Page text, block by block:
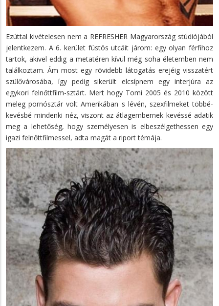
Ezúttal kivételesen nem a REFRESHER Magyarország stúdiójából
jelentkezem. A 6. kerület füstös utcáit járom: egy olyan férfihoz
tartok, akivel eddig a metatéren kívül még soha életemben nem
találkoztam. Ám most egy rövidebb látogatás erejéig visszatért
szülővárosába, így pedig sikerült elcsípnem egy interjúra az
egykori felnőttfilm-sztárt. Mert hogy Tomi 2005 és 2010 között
meleg pornósztár volt Amerikában s lévén, szexfilmeket többé-
kevésbé mindenki néz, viszont az átlagembernek kevéssé adatik
meg a lehetőség, hogy személyesen is elbeszélgethessen egy
igazi felnőttfilmessel, adta magát a riport témája.